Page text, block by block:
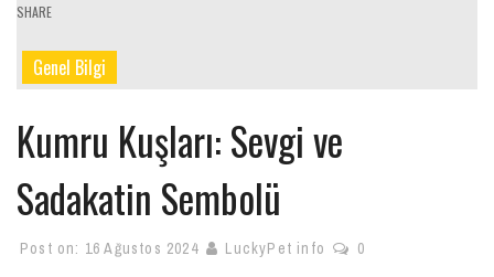
SHARE
Genel Bilgi
Kumru Kuşları: Sevgi ve
Sadakatin Sembolü
Post on: 16 Ağustos 2024 LuckyPet info 0